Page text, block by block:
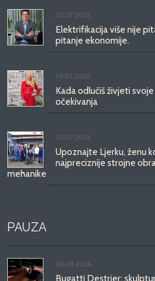
30.07.2026.
Elektrifikacija više nije
pitanje ekonomije.
29.07.2026.
Kada odlučiš živjeti
očekivanja
20.07.2026.
Upoznajte Ljerku, ženu
najpreciznije strojne
mehanike
PAUZA
06.08.2026.
Bugatti Destrier: